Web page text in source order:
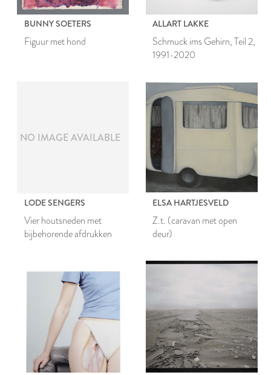
BUNNY SOETERS
Figuur met hond
ALLART LAKKE
Schmuck ims Gehirn, Teil 2,
1991-2020
NO IMAGE AVAILABLE
LODE SENGERS
Vier houtsneden met
bijbehorende afdrukken
ELSA HARTJESVELD
Z.t. (caravan met open
deur)